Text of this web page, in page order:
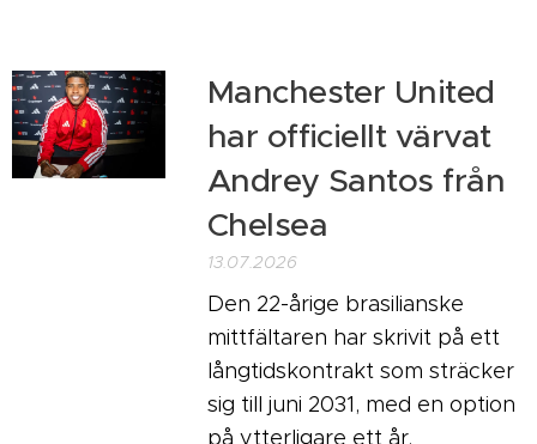
Manchester United
har officiellt värvat
Andrey Santos från
Chelsea
13.07.2026
Den 22-årige brasilianske
mittfältaren har skrivit på ett
långtidskontrakt som sträcker
sig till juni 2031, med en option
på ytterligare ett år.